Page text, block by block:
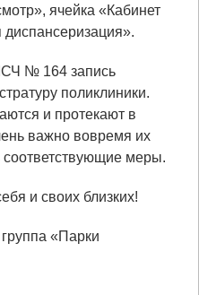
ячейка «Кабинет
диспансеризация».
№ 164 запись
поликлиники.
и протекают в
важно вовремя их
соответствующие меры.
и своих близких!
«Парки